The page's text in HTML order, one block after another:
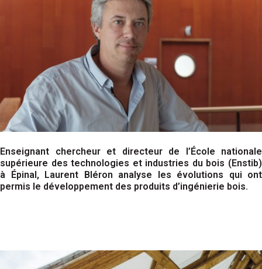
Enseignant chercheur et directeur de l’École nationale
supérieure des technologies et industries du bois (Enstib)
à Épinal, Laurent Bléron analyse les évolutions qui ont
permis le développement des produits d’ingénierie bois.